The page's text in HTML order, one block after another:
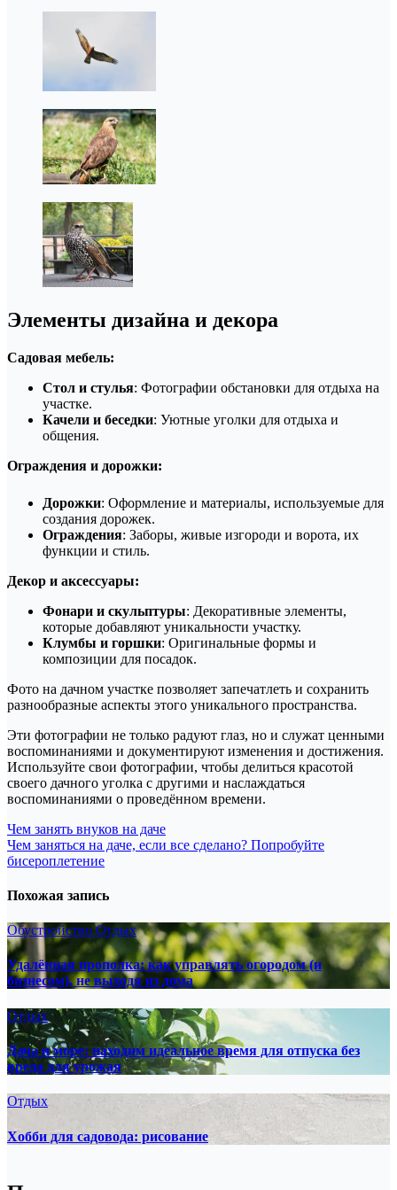
Элементы дизайна и декора
Садовая мебель:
Стол и стулья: Фотографии обстановки для отдыха на
участке.
Качели и беседки: Уютные уголки для отдыха и
общения.
Ограждения и дорожки:
Дорожки: Оформление и материалы, используемые для
создания дорожек.
Ограждения: Заборы, живые изгороди и ворота, их
функции и стиль.
Декор и аксессуары:
Фонари и скульптуры: Декоративные элементы,
которые добавляют уникальности участку.
Клумбы и горшки: Оригинальные формы и
композиции для посадок.
Фото на дачном участке позволяет запечатлеть и сохранить
разнообразные аспекты этого уникального пространства.
Эти фотографии не только радуют глаз, но и служат ценными
воспоминаниями и документируют изменения и достижения.
Используйте свои фотографии, чтобы делиться красотой
своего дачного уголка с другими и наслаждаться
воспоминаниями о проведённом времени.
Навигация
по
Чем занять внуков на даче
Чем заняться на даче, если все сделано? Попробуйте
бисероплетение
Похожая запись
ОбустройствоОтдых
Удалённая прополка: как управлять огородом (и
бизнесом), не выходя из дома
Отдых
Дача и море: находим идеальное время для отпуска без
вреда для урожая
Отдых
Хобби для садовода: рисование